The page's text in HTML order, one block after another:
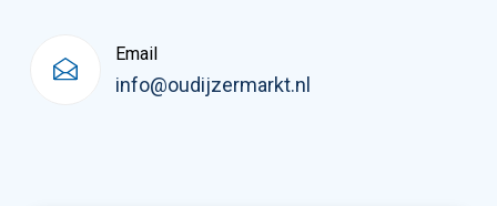
Email
info@oudijzermarkt.nl